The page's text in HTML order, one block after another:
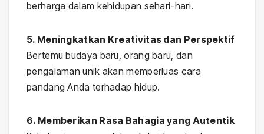
berharga dalam kehidupan sehari-hari.
5. Meningkatkan Kreativitas dan Perspektif
Bertemu budaya baru, orang baru, dan
pengalaman unik akan memperluas cara
pandang Anda terhadap hidup.
6. Memberikan Rasa Bahagia yang Autentik